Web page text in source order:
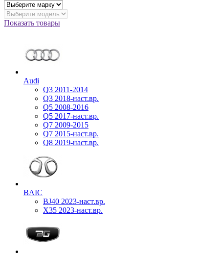
Показать товары
Audi
Q3 2011-2014
Q3 2018-наст.вр.
Q5 2008-2016
Q5 2017-наст.вр.
Q7 2009-2015
Q7 2015-наст.вр.
Q8 2019-наст.вр.
BAIC
BJ40 2023-наст.вр.
X35 2023-наст.вр.